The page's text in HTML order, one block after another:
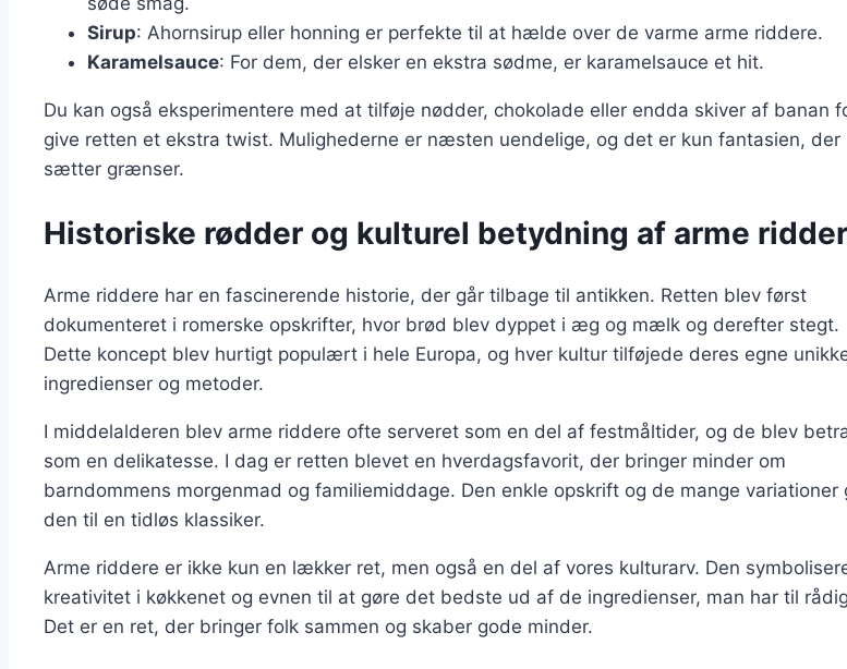
Sirup: Ahornsirup eller honning er perfekte til at hælde over de varme arme riddere.
Karamelsauce: For dem, der elsker en ekstra sødme, er karamelsauce et hit.
Du kan også eksperimentere med at tilføje nødder, chokolade eller endda skiver af banan
give retten et ekstra twist. Mulighederne er næsten uendelige, og det er kun fantasien, der
sætter grænser.
Historiske rødder og kulturel betydning af arme
Arme riddere har en fascinerende historie, der går tilbage til antikken. Retten blev først
dokumenteret i romerske opskrifter, hvor brød blev dyppet i æg og mælk og derefter stegt.
Dette koncept blev hurtigt populært i hele Europa, og hver kultur tilføjede deres egne
ingredienser og metoder.
I middelalderen blev arme riddere ofte serveret som en del af festmåltider, og de blev
som en delikatesse. I dag er retten blevet en hverdagsfavorit, der bringer minder om
barndommens morgenmad og familiemiddage. Den enkle opskrift og de mange variationer
den til en tidløs klassiker.
Arme riddere er ikke kun en lækker ret, men også en del af vores kulturarv. Den
kreativitet i køkkenet og evnen til at gøre det bedste ud af de ingredienser, man har til
Det er en ret, der bringer folk sammen og skaber gode minder.